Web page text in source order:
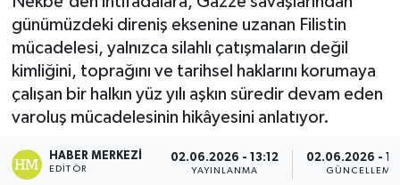
günümüzdeki direniş eksenine uzanan Filistin
mücadelesi, yalnızca silahlı çatışmaların değil
kimliğini, toprağını ve tarihsel haklarını korumaya
çalışan bir halkın yüz yılı aşkın süredir devam eden
varoluş mücadelesinin hikâyesini anlatıyor.
HABER MERKEZI
EDITÖR
02.06.2026 - 13:12
YAYINLANMA
02.06.2026 -
GÜNCELLEME
Dünya
Eğitim
Ekonomi
Genel
Tüm Manşetler
Son Dakika Haberleri
Haber Arşivi